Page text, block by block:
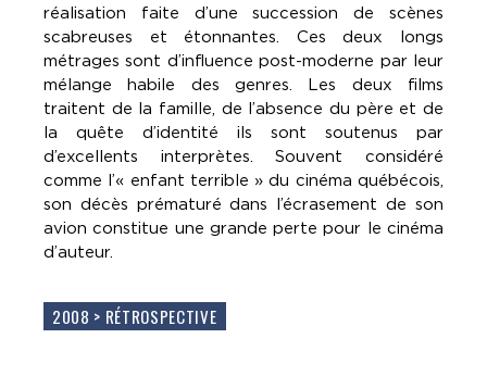
réalisation faite d’une succession de scènes
scabreuses et étonnantes. Ces deux longs
métrages sont d’influence post-moderne par leur
mélange habile des genres. Les deux films
traitent de la famille, de l’absence du père et de
la quête d’identité ils sont soutenus par
d’excellents interprètes. Souvent considéré
comme l’« enfant terrible » du cinéma québécois,
son décès prématuré dans l’écrasement de son
avion constitue une grande perte pour le cinéma
d’auteur.
2008 > RÉTROSPECTIVE